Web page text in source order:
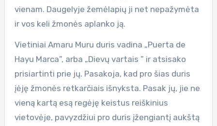
vienam. Daugelyje žemėlapių ji net nepažymėta
ir vos keli žmonės aplanko ją.
Vietiniai Amaru Muru duris vadina „Puerta de
Hayu Marca”, arba „Dievų vartais ” ir atsisako
prisiartinti prie jų. Pasakoja, kad pro šias duris
įėję žmonės retkarčiais išnyksta. Pasak jų, jie ne
vieną kartą esą regėję keistus reiškinius
vietovėje, pavyzdžiui pro duris įžengiantį aukštą